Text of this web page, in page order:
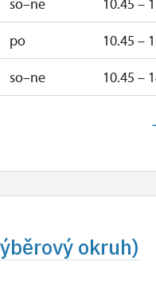
po
10.45 –
so–ne
10.45 –
10.45 –
okruh)